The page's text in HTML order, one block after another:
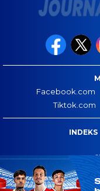
Facebook.com
Tiktok.com
INDEKS